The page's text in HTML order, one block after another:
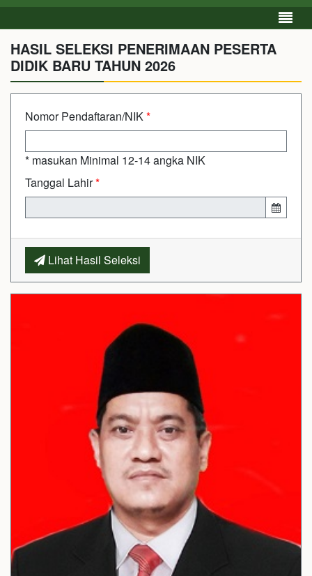
HASIL SELEKSI PENERIMAAN PESERTA
DIDIK BARU TAHUN 2026
Nomor Pendaftaran/NIK*
* masukan Minimal 12-14 angka NIK
Tanggal Lahir*
Lihat Hasil Seleksi